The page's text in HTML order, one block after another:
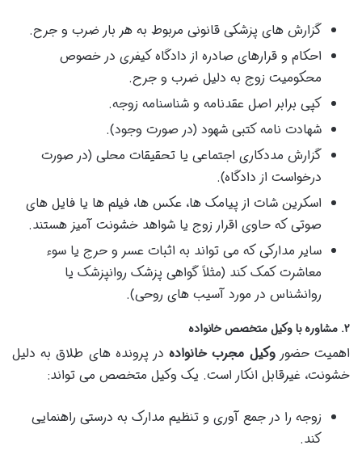
گزارش های پزشکی قانونی مربوط به هر بار ضرب و جرح.
احکام و قرارهای صادره از دادگاه کیفری در خصوص
محکومیت زوج به دلیل ضرب و جرح.
کپی برابر اصل عقدنامه و شناسنامه زوجه.
شهادت نامه کتبی شهود (در صورت وجود).
گزارش مددکاری اجتماعی یا تحقیقات محلی (در صورت
درخواست از دادگاه).
اسکرین شات از پیامک ها، عکس ها، فیلم ها یا فایل های
صوتی که حاوی اقرار زوج یا شواهد خشونت آمیز هستند.
سایر مدارکی که می تواند به اثبات عسر و حرج یا سوء
معاشرت کمک کند (مثلاً گواهی پزشک روانپزشک یا
روانشناس در مورد آسیب های روحی).
۲. مشاوره با وکیل متخصص خانواده
اهمیت حضوروکیل مجرب خانوادهدر پرونده های طلاق به دلیل
خشونت، غیرقابل انکار است. یک وکیل متخصص می تواند:
زوجه را در جمع آوری و تنظیم مدارک به درستی راهنمایی
کند.